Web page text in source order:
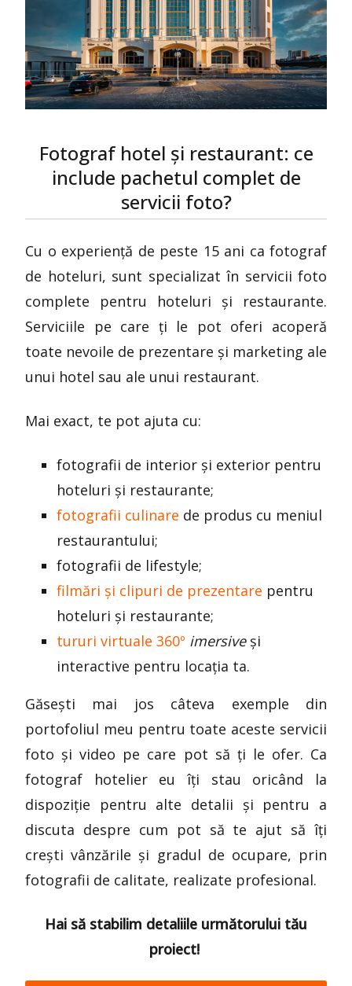
Fotograf hotel și restaurant: ce
include pachetul complet de
servicii foto?
Cu o experiență de peste 15 ani ca fotograf
de hoteluri, sunt specializat în servicii foto
complete pentru hoteluri și restaurante.
Serviciile pe care ți le pot oferi acoperă
toate nevoile de prezentare și marketing ale
unui hotel sau ale unui restaurant.
Mai exact, te pot ajuta cu:
fotografii de interior și exterior pentru
hoteluri și restaurante;
fotografii culinare de produs cu meniul
restaurantului;
fotografii de lifestyle;
filmări și clipuri de prezentare pentru
hoteluri și restaurante;
tururi virtuale 360º imersiveși
interactive pentru locația ta.
Găsești mai jos câteva exemple din
portofoliul meu pentru toate aceste servicii
foto și video pe care pot să ți le ofer. Ca
fotograf hotelier eu îți stau oricând la
dispoziție pentru alte detalii și pentru a
discuta despre cum pot să te ajut să îți
crești vânzările și gradul de ocupare, prin
fotografii de calitate, realizate profesional.
Hai să stabilim detaliile următorului tău
proiect!